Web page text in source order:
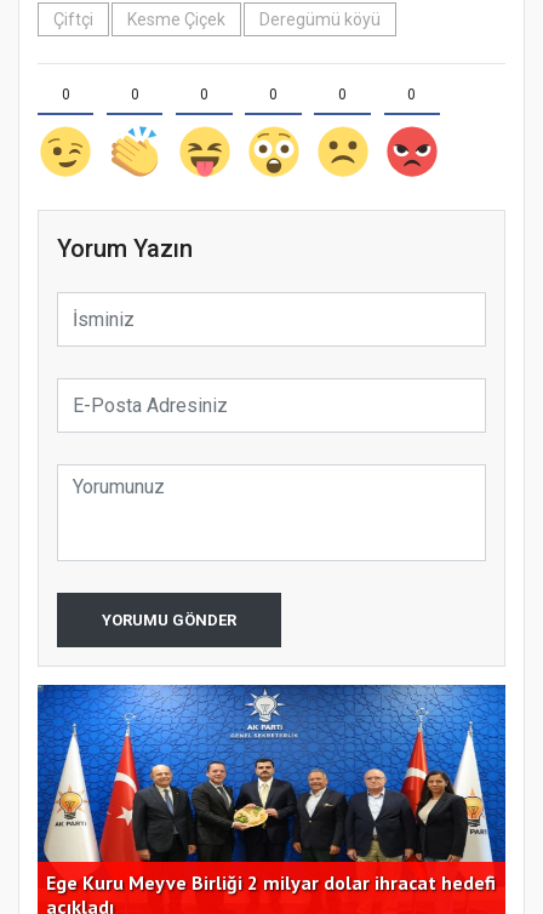
Çiftçi Kesme Çiçek Deregümü köyü
0 0 0 0 0 0
Yorum Yazın
YORUMU GÖNDER
Ege Kuru Meyve Birliği 2 milyar dolar ihracat hedefi
açıkladı